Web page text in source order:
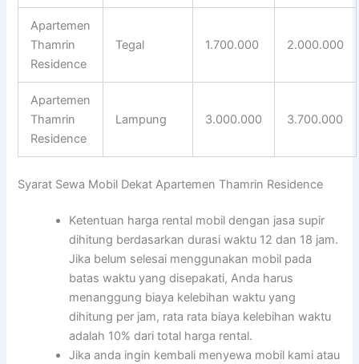
Apartemen
Thamrin
Residence
Tegal 1.700.000 2.000.000
Apartemen
Thamrin
Residence
Lampung 3.000.000 3.700.000
Syarat Sewa Mobil Dekat Apartemen Thamrin Residence
Ketentuan harga rental mobil dengan jasa supir
dihitung berdasarkan durasi waktu 12 dan 18 jam.
Jika belum selesai menggunakan mobil pada
batas waktu yang disepakati, Anda harus
menanggung biaya kelebihan waktu yang
dihitung per jam, rata rata biaya kelebihan waktu
adalah 10% dari total harga rental.
Jika anda ingin kembali menyewa mobil kami atau